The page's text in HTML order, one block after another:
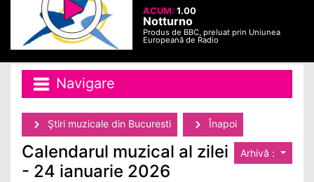
ACUM:1.00
Notturno
Produs de BBC, preluat prin Uniunea
Europeană de Radio
Navigare
Ştiri muzicale din Bucuresti Înapoi
Arhivă :
Calendarul muzical al zilei
- 24 ianuarie 2026